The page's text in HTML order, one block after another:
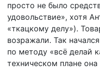
просто не было
удовольствие», хотя
«ткацкому делу»).
возражали. Так
по методу «всё делай
техническом плане